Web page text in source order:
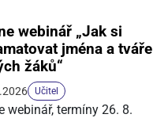
webinář „Jak si
jména a tváře
žáků“
Učitel
webinář, termíny 26. 8.